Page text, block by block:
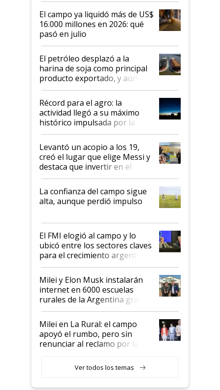
El campo ya liquidó más de US$
16.000 millones en 2026: qué
pasó en julio
El petróleo desplazó a la
harina de soja como principal
producto exportado, y aún así
el agro aportó casi seis de cada
diez dólares y sostuvo el
liderazgo en un semestre
récord
Récord para el agro: la
actividad llegó a su máximo
histórico impulsada por la
cosecha y las exportaciones
Levantó un acopio a los 19,
creó el lugar que elige Messi y
destaca que invertir en el
kirchnerismo era como "darle
plata a un hijo para droga":
Juan Félix Rossetti, el libertario
que de una dura crisis salió
de Milei
La confianza del campo sigue
alta, aunque perdió impulso
El FMI elogió al campo y lo
ubicó entre los sectores claves
para el crecimiento argentino
Milei y Elon Musk instalarán
internet en 6000 escuelas
rurales de la Argentina gracias
a un acuerdo con Starlink
Milei en La Rural: el campo
apoyó el rumbo, pero sin
renunciar al reclamo por las
Ver todos los temas